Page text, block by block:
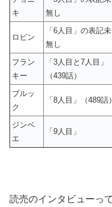
キ
無し
ロビン
「6人目」の表記
無し
フラン
キー
「3人目と7人目」
（439話）
ブルッ
ク
「8人目」（489話）
ジンベ
エ
「9人目」
読売のインタビューって